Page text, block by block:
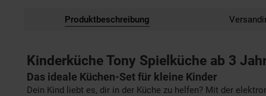
Produktbeschreibung
Kinderküche Tony Spielküche ab 3
Das ideale Küchen-Set für kleine Kinder
Dein Kind liebt es, dir in der Küche zu helfen? Mit der